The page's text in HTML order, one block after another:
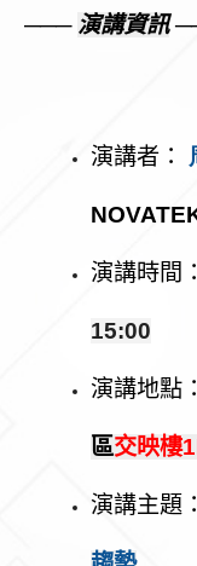
─── 演講資訊
演講者：
演講時間：
15:00
演講地點：
區交映樓
演講主題：